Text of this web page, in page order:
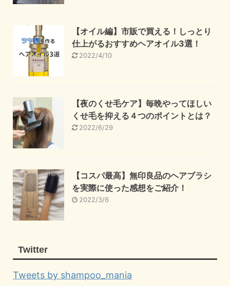
【オイル編】市販で買える！しっとり
仕上がるおすすめヘアオイル3選！
2022/4/10
【夜のくせ毛ケア】毎晩やってほしい
くせ毛を抑える４つのポイントとは？
2022/6/29
【コスパ最高】無印良品のヘアブラシ
を実際に使った感想をご紹介！
2022/3/6
Twitter
Tweets by shampoo_mania